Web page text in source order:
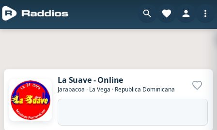
La Suave - Online
Jarabacoa · La Vega · Republica Dominicana